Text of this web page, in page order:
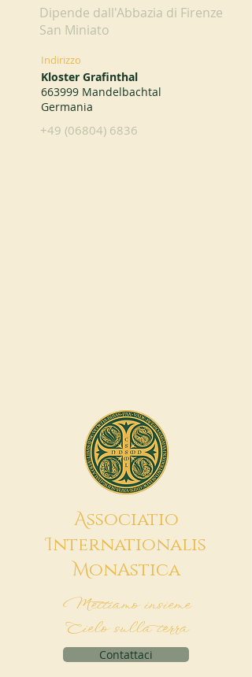
Dipende dall'Abbazia di Firenze
San Miniato
Indirizzo
Kloster Grafinthal
663999 Mandelbachtal
Germania
+49 (06804) 6836
Associatio
Internationalis
MonAstica
Mettiamo insieme
Cielo sulla terra
Contattaci